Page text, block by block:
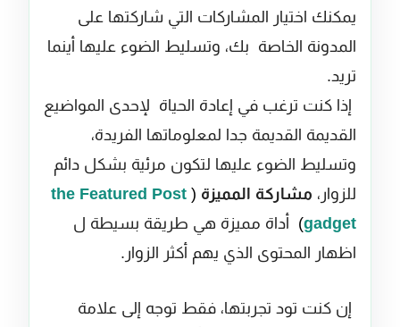
يمكنك اختيار المشاركات التي شاركتها على
المدونة الخاصة بك، وتسليط الضوء عليها أينما
تريد.
إذا كنت ترغب في إعادة الحياة لإحدى المواضيع
القديمة القديمة جدا لمعلوماتها الفريدة،
وتسليط الضوء عليها لتكون مرئية بشكل دائم
للزوار ، مشاركة المميز ة (
the Featured Post
gadget
) أداة مميزة هي طريقة بسيطة ل
اظهار المحتوى الذي يهم أكثر الزوار .
إن كنت تود تجربتها، فقط توجه إلى علامة